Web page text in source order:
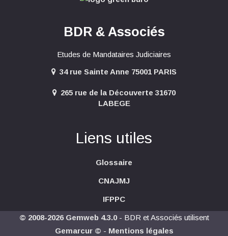
BDR & Associés
Etudes de Mandataires Judiciaires
34 rue Sainte Anne 75001 PARIS
265 rue de la Découverte 31670
LABEGE
Liens utiles
Glossaire
CNAJMJ
IFPPC
© 2008-2026 Gemweb 4.3.0- BDR et Associés utilisent
Gemarcur © - Mentions légales